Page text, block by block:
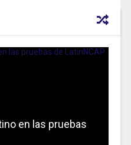
en las pruebas